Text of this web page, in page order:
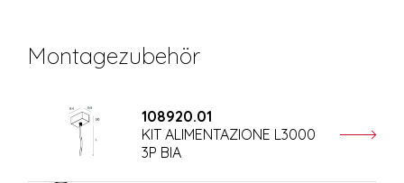
Montagezubehör
108920.01
KIT ALIMENTAZIONE L3000
3P BIA